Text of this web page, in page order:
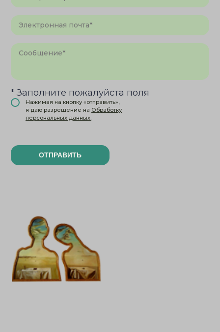
* Заполните пожалуйста поля
Нажимая на кнопку «отправить»,
я даю разрешение на Обработку
персональных данных.
ОТПРАВИТЬ